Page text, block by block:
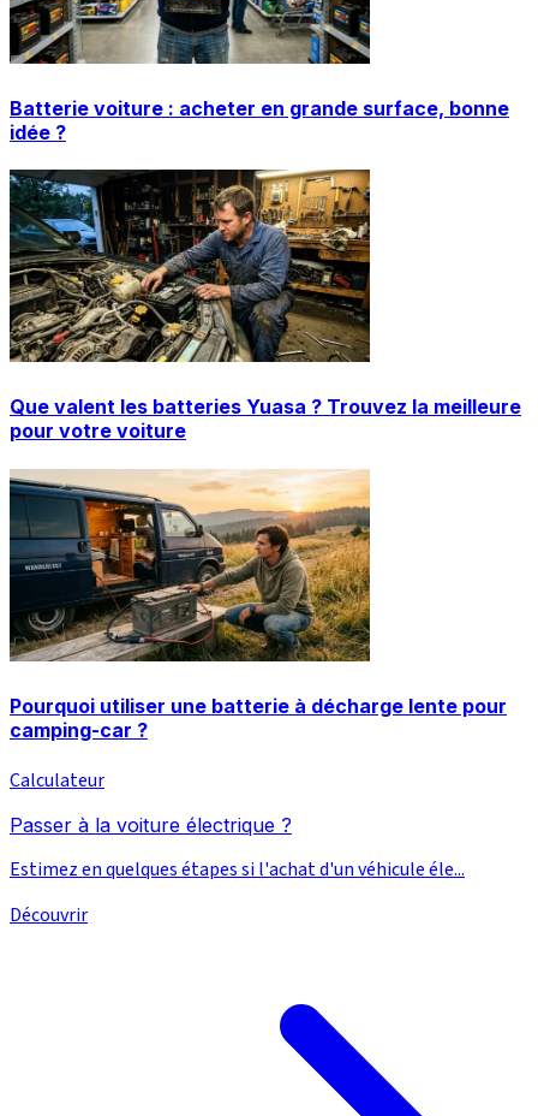
Batterie voiture : acheter en grande surface, bonne
idée ?
Que valent les batteries Yuasa ? Trouvez la meilleure
pour votre voiture
Pourquoi utiliser une batterie à décharge lente pour
camping-car ?
Calculateur
Passer à la voiture électrique ?
Estimez en quelques étapes si l'achat d'un véhicule éle...
Découvrir